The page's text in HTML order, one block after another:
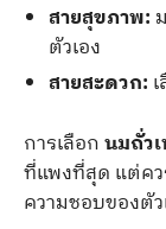
สายสุขภาพ:
ตัวเอง
สายสะดวก:
การเลือกนมถั่ว
ที่แพงที่สุด แต่คว
ความชอบของตัว